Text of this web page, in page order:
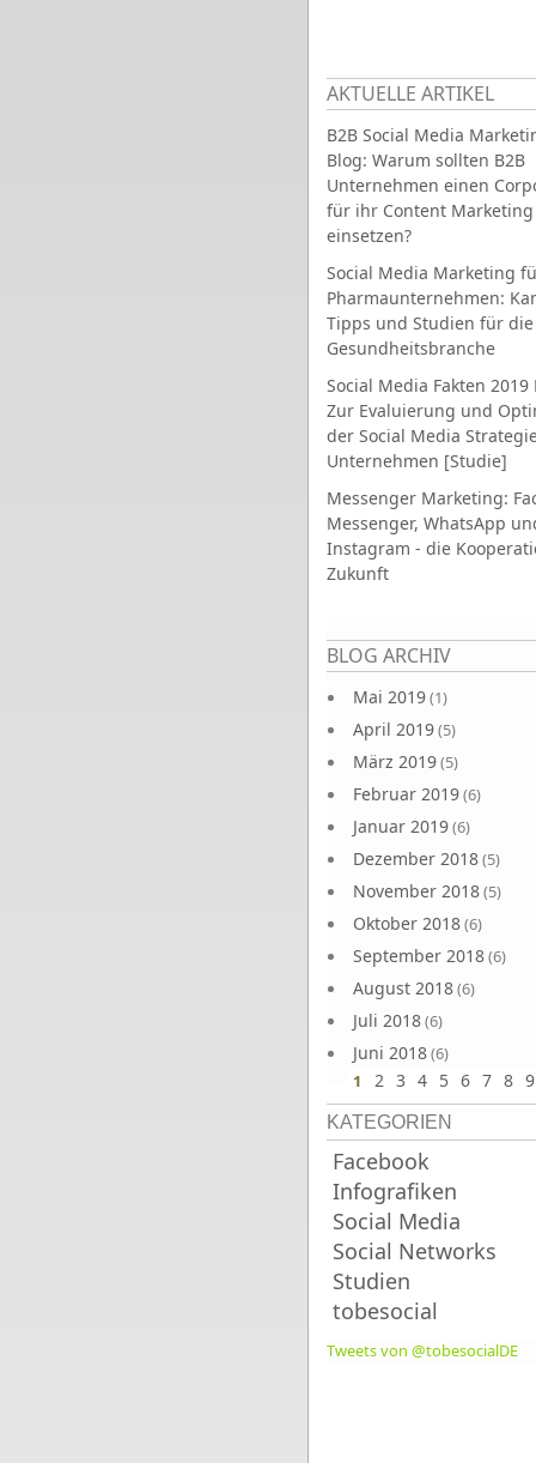
AKTUELLE ARTIKEL
B2B Social Media
Blog: Warum sollten B2B
Unternehmen einen
für ihr Content Marketing
einsetzen?
Social Media Marketing
Pharmaunternehmen:
Tipps und Studien für die
Gesundheitsbranche
Social Media Fakten 2019
Zur Evaluierung und
der Social Media
Unternehmen [Studie]
Messenger Marketing:
Messenger, WhatsApp
Instagram - die
Zukunft
BLOG ARCHIV
Mai 2019(1)
April 2019(5)
März 2019(5)
Februar 2019(6)
Januar 2019(6)
Dezember 2018(5)
November 2018(5)
Oktober 2018(6)
September 2018(6)
August 2018(6)
Juli 2018(6)
Juni 2018(6)
Seiten
1 2 3 4 5 6 7 8 9
KATEGORIEN
Facebook
Infografiken
Social Media
Social Networks
Studien
tobesocial
Tweets von @tobesocialDE